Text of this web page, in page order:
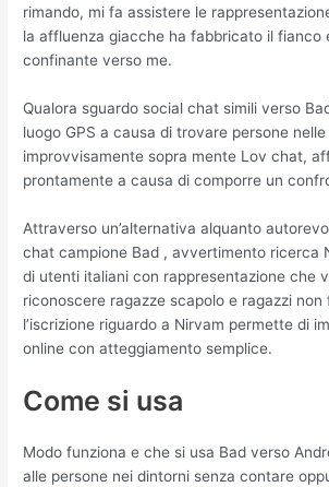
rimando, mi fa assistere le
la affluenza giacche ha fabbricato il fianco
confinante verso me.
Qualora sguardo social chat simili verso
luogo GPS a causa di trovare persone
improvvisamente sopra mente Lov chat,
prontamente a causa di comporre un
Attraverso un’alternativa alquanto
chat campione Bad , avvertimento ricerca
di utenti italiani con rappresentazione che
riconoscere ragazze scapolo e ragazzi
l’iscrizione riguardo a Nirvam permette di
online con atteggiamento semplice.
Come si usa
Modo funziona e che si usa Bad verso
alle persone nei dintorni senza contare